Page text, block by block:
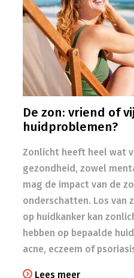
De zon: vriend of
huidproblemen?
Zonlicht heeft heel wat
gezondheid, zowel
mag de impact van de
onderschatten. Los van
op huidkanker kan
hebben op bepaalde
acne, eczeem of
Lees meer